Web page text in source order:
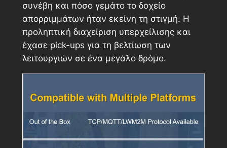
συνέβη και πόσο γεμάτο το δοχείο
απορριμμάτων ήταν εκείνη τη στιγμή. Η
προληπτική διαχείριση υπερχείλισης και
έχασε pick-ups για τη βελτίωση των
λειτουργιών σε ένα μεγάλο δρόμο.